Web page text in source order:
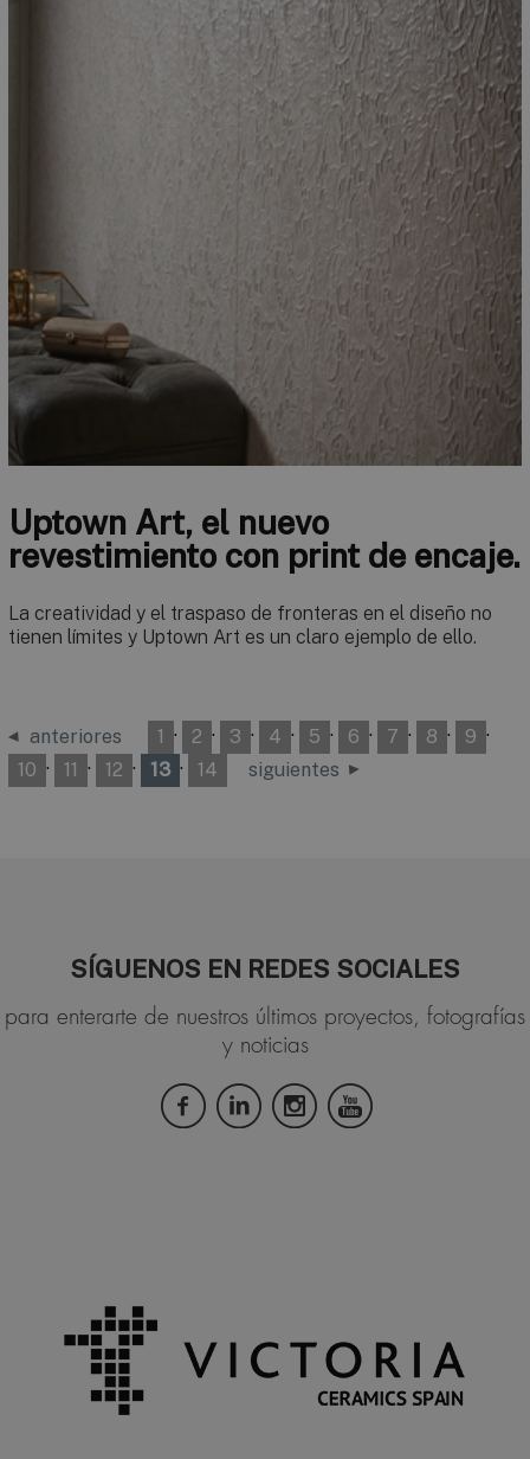
Uptown Art, el nuevo
revestimiento con print de encaje.
La creatividad y el traspaso de fronteras en el diseño no
tienen límites y Uptown Art es un claro ejemplo de ello.
anteriores 1 · 2 · 3 · 4 · 5 · 6 · 7 · 8 · 9 ·
10 · 11 · 12 · 13 · 14 siguientes
SÍGUENOS EN REDES SOCIALES
para enterarte de nuestros últimos proyectos, fotografías
y noticias